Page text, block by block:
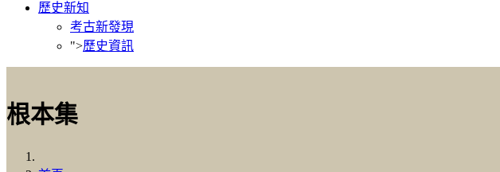
歷史新知
考古新發現
">歷史資訊
根本集